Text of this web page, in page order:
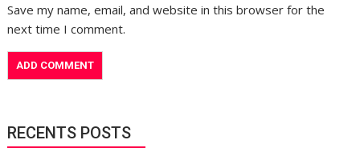
Save my name, email, and website in this browser for the
next time I comment.
RECENTS POSTS